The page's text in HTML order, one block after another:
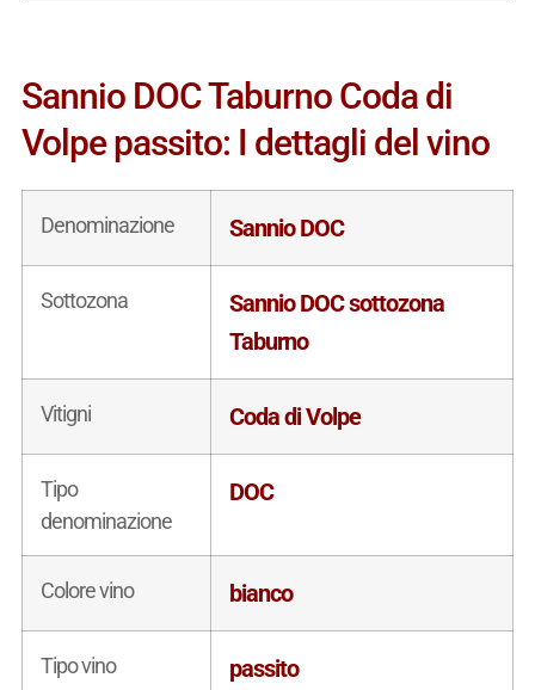
Sannio DOC Taburno Coda di
Volpe passito: I dettagli del vino
Denominazione Sannio DOC
Sottozona
Sannio DOC sottozona
Taburno
Vitigni Coda di Volpe
Tipo
denominazione
DOC
Colore vino bianco
Tipo vino passito